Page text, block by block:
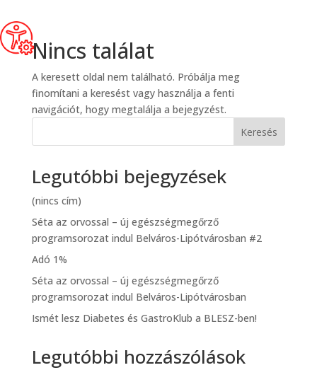
Nincs találat
A keresett oldal nem található. Próbálja meg
finomítani a keresést vagy használja a fenti
navigációt, hogy megtalálja a bejegyzést.
Keresés
Legutóbbi bejegyzések
(nincs cím)
Séta az orvossal – új egészségmegőrző
programsorozat indul Belváros-Lipótvárosban #2
Adó 1%
Séta az orvossal – új egészségmegőrző
programsorozat indul Belváros-Lipótvárosban
Ismét lesz Diabetes és GastroKlub a BLESZ-ben!
Legutóbbi hozzászólások